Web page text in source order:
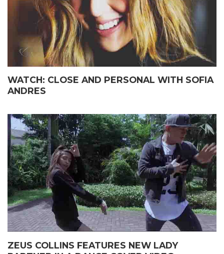
WATCH: CLOSE AND PERSONAL WITH SOFIA
ANDRES
ZEUS COLLINS FEATURES NEW LADY